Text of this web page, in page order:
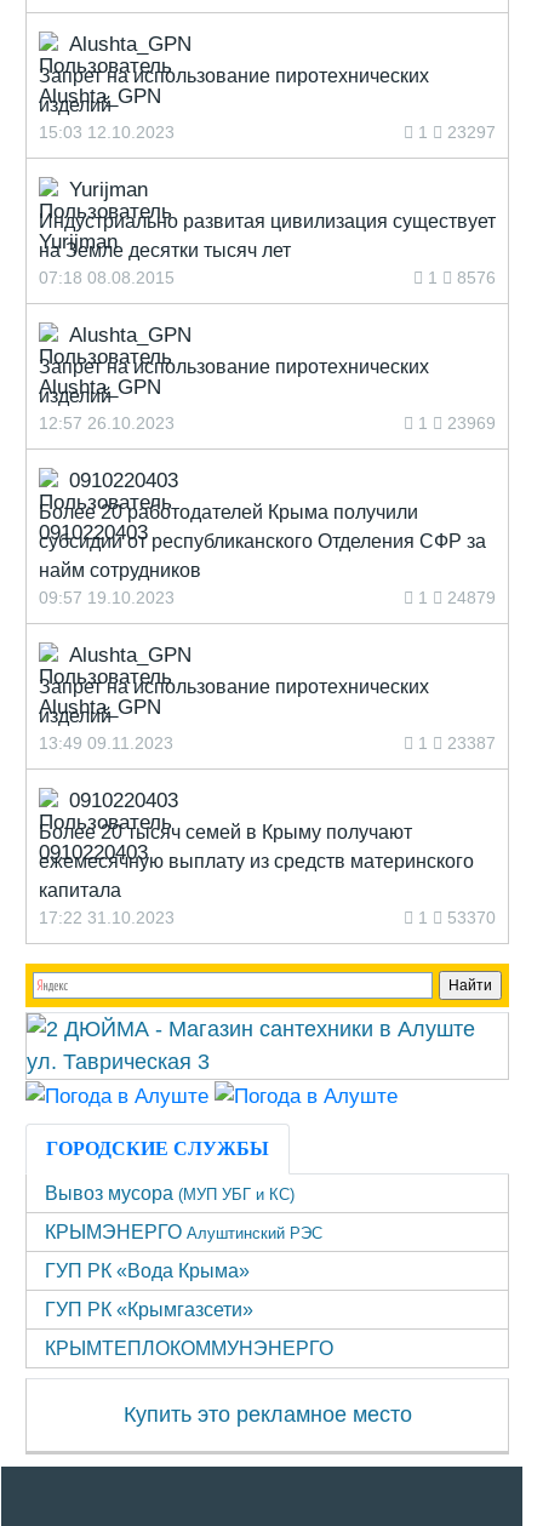
Alushta_GPN
Запрет на использование пиротехнических
изделий
15:03 12.10.2023 1 23297
Yurijman
Индустриально развитая цивилизация существует
на Земле десятки тысяч лет
07:18 08.08.2015 1 8576
Alushta_GPN
Запрет на использование пиротехнических
изделий
12:57 26.10.2023 1 23969
0910220403
Более 20 работодателей Крыма получили
субсидии от республиканского Отделения СФР за
найм сотрудников
09:57 19.10.2023 1 24879
Alushta_GPN
Запрет на использование пиротехнических
изделий
13:49 09.11.2023 1 23387
0910220403
Более 20 тысяч семей в Крыму получают
ежемесячную выплату из средств материнского
капитала
17:22 31.10.2023 1 53370
ГОРОДСКИЕ СЛУЖБЫ
Вывоз мусора (МУП УБГ и КС)
КРЫМЭНЕРГО Алуштинский РЭС
ГУП РК «Вода Крыма»
ГУП РК «Крымгазсети»
КРЫМТЕПЛОКОММУНЭНЕРГО
Купить это рекламное место